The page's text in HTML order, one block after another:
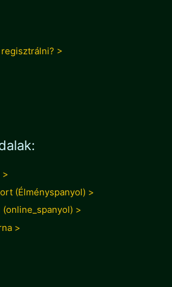
>
>
(Élményspanyol) >
>
>